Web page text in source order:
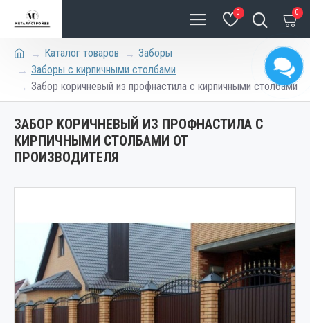
0 0
Каталог товаров
Заборы
Заборы с кирпичными столбами
Забор коричневый из профнастила с кирпичными столбами
ЗАБОР КОРИЧНЕВЫЙ ИЗ ПРОФНАСТИЛА С
КИРПИЧНЫМИ СТОЛБАМИ ОТ
ПРОИЗВОДИТЕЛЯ